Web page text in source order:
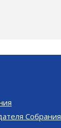
Собрания